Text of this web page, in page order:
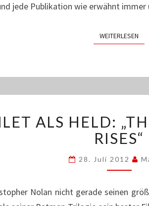
jede Publikation wie erwähnt
WEITERLESEN
ALS
HELD:
„THE
DARK
ALS HELD:
RISES“
28. Juli 2012
Nolan nicht gerade seinen